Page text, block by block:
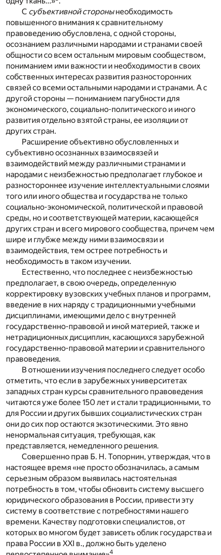
С субъективной сторонынеобходимость
повышенного внимания к сравнительному
правоведению обусловлена, с одной стороны,
осознанием различными народами и странами своей
общности со всем остальным мировым сообществом,
пониманием ими важности и необходимости в своих
собственных интересах развития разносторонних
связей со всеми остальными народами и странами. А с
другой стороны — пониманием пагубности для
экономического, социально-политического и иного
развития отдельно взятой страны, ее изоляции от
других стран.
Расширение объективно обусловленных и
субъективно осознанных взаимосвязей и
взаимодействий между различными странами и
народами с неизбежностью предполагает глубокое и
разностороннее изучение интеллектуальными слоями
того или иного общества и государства не только
социально-экономической, политической и правовой
среды, но и соответствующей материи, касающейся
других стран и всего мирового сообщества, причем чем
шире и глубже между ними взаимосвязи и
взаимодействия, тем острее потребность и
необходимость в таком изучении.
Естественно, что последнее с неизбежностью
предполагает, в свою очередь, определенную
корректировку вузовских учебных планов и программ,
введение в них наряду с традиционными учебными
дисциплинами, имеющими дело с внутренней
государственно-правовой и иной материей, также и
нетрадиционных дисциплин, касающихся зарубежной
государственно-правовой материи и сравнительного
правоведения.
В отношении изучения последнего следует особо
отметить, что если в зарубежных университетах
западных стран курсы сравнительного правоведения
читаются уже более 150 лет и стали традиционными, то
для России и других бывших социалистических стран
они до сих пор остаются экзотическими. Это явно
ненормальная ситуация, требующая, как
представляется, немедленного решения.
Совершенно прав Б. Н. Топорнин, утверждая, что в
настоящее время «не просто обозначилась, а самым
серьезным образом выявилась настоятельная
потребность в том, чтобы обновить систему высшего
юридического образования в России, привести эту
систему в соответствие с потребностями нашего
времени. Качеству подготовки специалистов, от
которых во многом будет зависеть облик государства и
права России в XXI в., должно быть уделено
4